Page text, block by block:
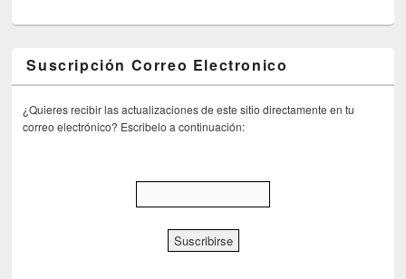
Suscripción Correo Electronico
¿Quieres recibir las actualizaciones de este sitio directamente en tu
correo electrónico? Escribelo a continuación: